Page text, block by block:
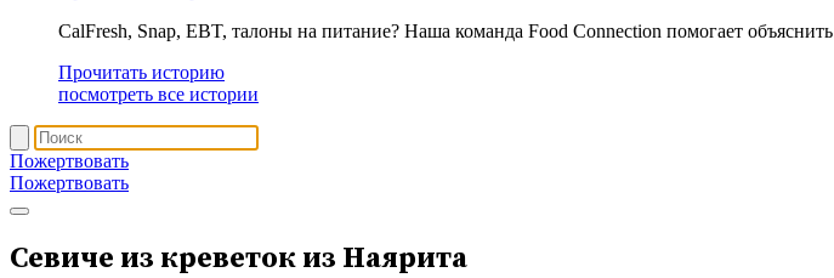
CalFresh, Snap, EBT, талоны на питание? Наша команда Food Connection помогает объяснить
Прочитать историю
посмотреть все истории
Пожертвовать
Пожертвовать
Севиче из креветок из Наярита